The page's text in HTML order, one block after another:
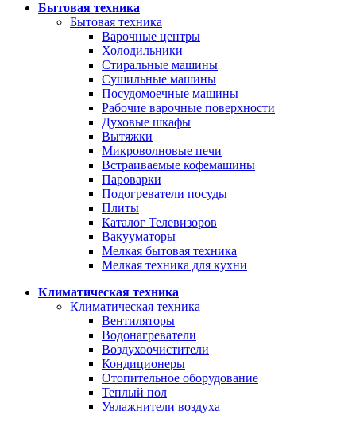
Бытовая техника
Бытовая техника
Варочные центры
Холодильники
Стиральные машины
Сушильные машины
Посудомоечные машины
Рабочие варочные поверхности
Духовые шкафы
Вытяжки
Микроволновые печи
Встраиваемые кофемашины
Пароварки
Подогреватели посуды
Плиты
Каталог Телевизоров
Вакууматоры
Мелкая бытовая техника
Мелкая техника для кухни
Климатическая техника
Климатическая техника
Вентиляторы
Водонагреватели
Воздухоочистители
Кондиционеры
Отопительное оборудование
Теплый пол
Увлажнители воздуха